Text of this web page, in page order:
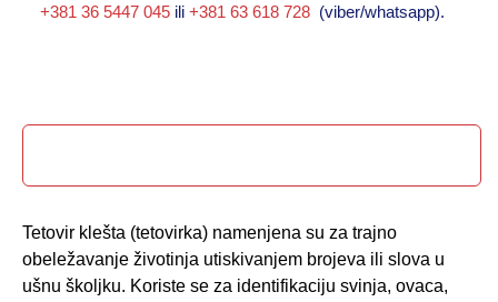
+381 36 5447 045 ili +381 63 618 728 (viber/whatsapp).
Tetovir klešta (tetovirka) namenjena su za trajno
obeležavanje životinja utiskivanjem brojeva ili slova u
ušnu školjku. Koriste se za identifikaciju svinja, ovaca,